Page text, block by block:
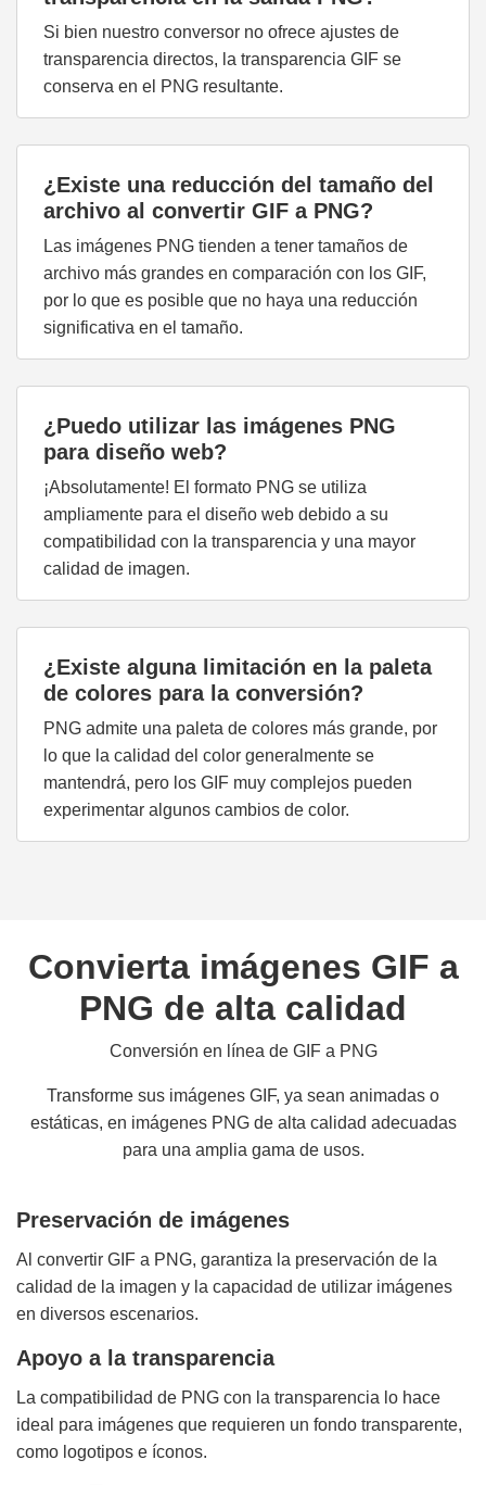
Si bien nuestro conversor no ofrece ajustes de
transparencia directos, la transparencia GIF se
conserva en el PNG resultante.
¿Existe una reducción del tamaño del
archivo al convertir GIF a PNG?
Las imágenes PNG tienden a tener tamaños de
archivo más grandes en comparación con los GIF,
por lo que es posible que no haya una reducción
significativa en el tamaño.
¿Puedo utilizar las imágenes PNG
para diseño web?
¡Absolutamente! El formato PNG se utiliza
ampliamente para el diseño web debido a su
compatibilidad con la transparencia y una mayor
calidad de imagen.
¿Existe alguna limitación en la paleta
de colores para la conversión?
PNG admite una paleta de colores más grande, por
lo que la calidad del color generalmente se
mantendrá, pero los GIF muy complejos pueden
experimentar algunos cambios de color.
Convierta imágenes GIF a
PNG de alta calidad
Conversión en línea de GIF a PNG
Transforme sus imágenes GIF, ya sean animadas o
estáticas, en imágenes PNG de alta calidad adecuadas
para una amplia gama de usos.
Preservación de imágenes
Al convertir GIF a PNG, garantiza la preservación de la
calidad de la imagen y la capacidad de utilizar imágenes
en diversos escenarios.
Apoyo a la transparencia
La compatibilidad de PNG con la transparencia lo hace
ideal para imágenes que requieren un fondo transparente,
como logotipos e íconos.